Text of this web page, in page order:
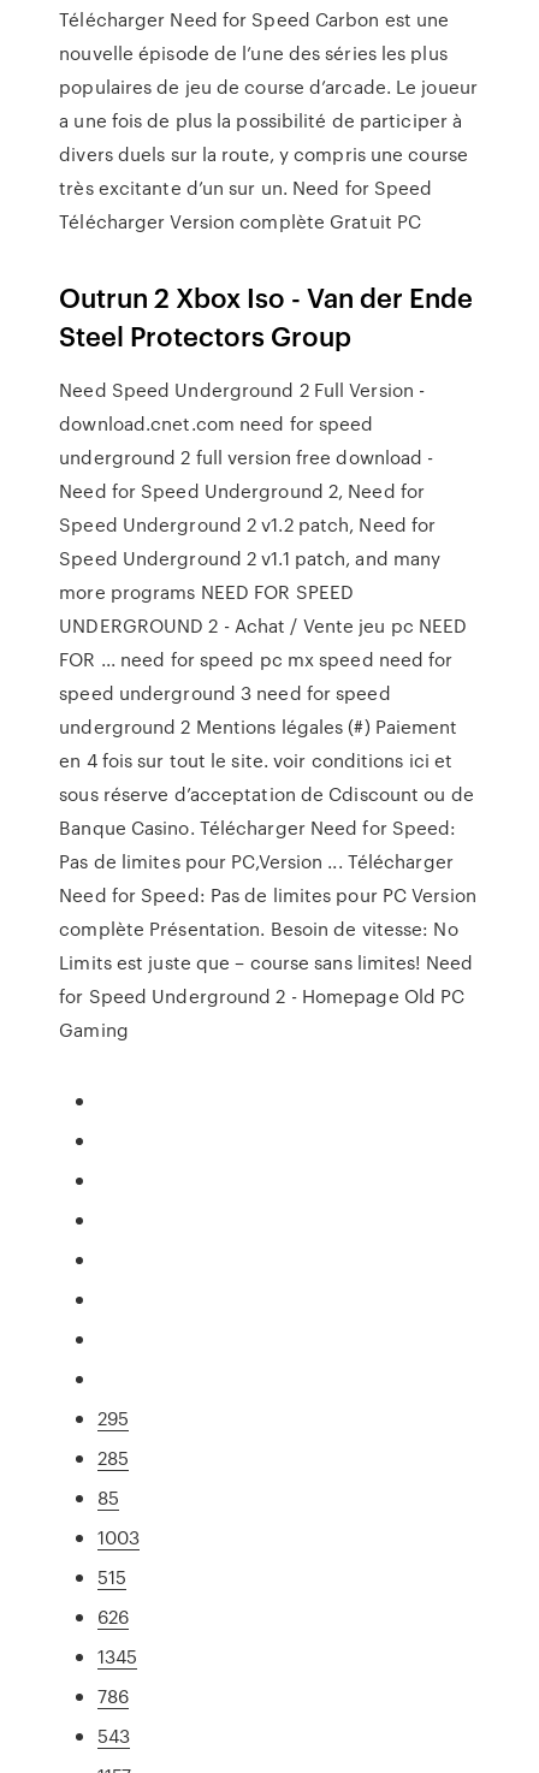
Télécharger Need for Speed Carbon est une
nouvelle épisode de l’une des séries les plus
populaires de jeu de course d’arcade. Le joueur
a une fois de plus la possibilité de participer à
divers duels sur la route, y compris une course
très excitante d’un sur un. Need for Speed
Télécharger Version complète Gratuit PC
Outrun 2 Xbox Iso - Van der Ende
Steel Protectors Group
Need Speed Underground 2 Full Version -
download.cnet.com need for speed
underground 2 full version free download -
Need for Speed Underground 2, Need for
Speed Underground 2 v1.2 patch, Need for
Speed Underground 2 v1.1 patch, and many
more programs NEED FOR SPEED
UNDERGROUND 2 - Achat / Vente jeu pc NEED
FOR ... need for speed pc mx speed need for
speed underground 3 need for speed
underground 2 Mentions légales (#) Paiement
en 4 fois sur tout le site. voir conditions ici et
sous réserve d’acceptation de Cdiscount ou de
Banque Casino. Télécharger Need for Speed:
Pas de limites pour PC,Version ... Télécharger
Need for Speed: Pas de limites pour PC Version
complète Présentation. Besoin de vitesse: No
Limits est juste que – course sans limites! Need
for Speed Underground 2 - Homepage Old PC
Gaming
295
285
85
1003
515
626
1345
786
543